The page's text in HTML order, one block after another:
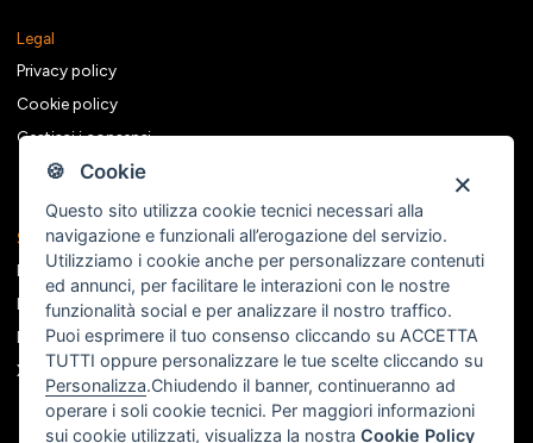
🍪 Cookie
Questo sito utilizza cookie tecnici necessari alla
navigazione e funzionali all’erogazione del servizio.
Utilizziamo i cookie anche per personalizzare contenuti
ed annunci, per facilitare le interazioni con le nostre
funzionalità social e per analizzare il nostro traffico.
Puoi esprimere il tuo consenso cliccando su ACCETTA
TUTTI oppure personalizzare le tue scelte cliccando su
Personalizza.Chiudendo il banner, continueranno ad
operare i soli cookie tecnici. Per maggiori informazioni
sui cookie utilizzati, visualizza la nostraCookie Policy
Legal
Privacy policy
Cookie policy
Gestisci i consensi
Seguici sui social
Facebook
Instagram
Linkedin
X